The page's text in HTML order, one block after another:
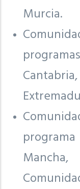
Murcia.